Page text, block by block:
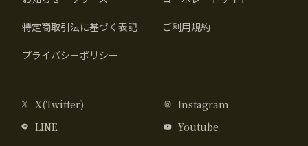
特定商取引法に基づく表記 ご利用規約
プライバシーポリシー
X(Twitter)
Instagram
LINE
Youtube